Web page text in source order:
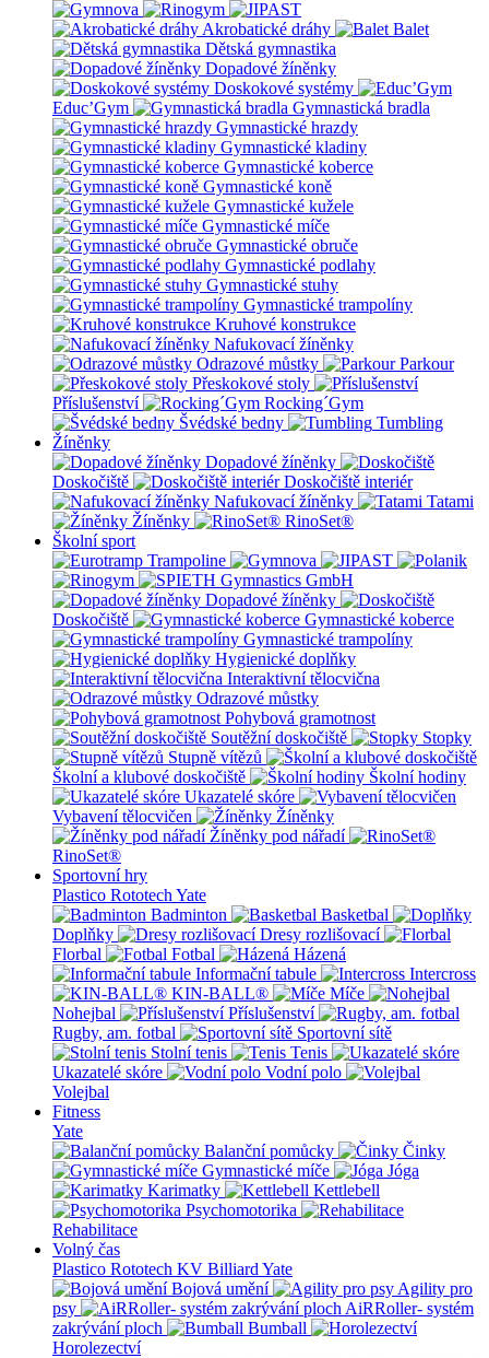
Akrobatické dráhy
Balet
Dětská gymnastika
Dopadové žíněnky
Doskokové systémy
Educ’Gym
Gymnastická bradla
Gymnastické hrazdy
Gymnastické kladiny
Gymnastické koberce
Gymnastické koně
Gymnastické kužele
Gymnastické míče
Gymnastické obruče
Gymnastické podlahy
Gymnastické stuhy
Gymnastické trampolíny
Kruhové konstrukce
Nafukovací žíněnky
Odrazové můstky
Parkour
Přeskokové stoly
Příslušenství
Rocking´Gym
Švédské bedny
Tumbling
Žíněnky
Dopadové žíněnky
Doskočiště
Doskočiště interiér
Nafukovací žíněnky
Tatami
Žíněnky
RinoSet®
Školní sport
Dopadové žíněnky
Doskočiště
Gymnastické koberce
Gymnastické trampolíny
Hygienické doplňky
Interaktivní tělocvična
Odrazové můstky
Pohybová gramotnost
Soutěžní doskočiště
Stopky
Stupně vítězů
Školní a klubové doskočiště
Školní hodiny
Ukazatelé skóre
Vybavení tělocvičen
Žíněnky
Žíněnky pod nářadí
RinoSet®
Sportovní hry
Plastico Rototech Yate
Badminton
Basketbal
Doplňky
Dresy rozlišovací
Florbal
Fotbal
Házená
Informační tabule
Intercross
KIN-BALL®
Míče
Nohejbal
Příslušenství
Rugby, am. fotbal
Sportovní sítě
Stolní tenis
Tenis
Ukazatelé skóre
Vodní polo
Volejbal
Fitness
Yate
Balanční pomůcky
Činky
Gymnastické míče
Jóga
Karimatky
Kettlebell
Psychomotorika
Rehabilitace
Volný čas
Plastico Rototech KV Billiard Yate
Bojová umění
Agility pro
psy
AiRRoller- systém
zakrývání ploch
Bumball
Horolezectví